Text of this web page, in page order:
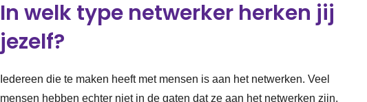
In welk type netwerker herken jij
jezelf?
Iedereen die te maken heeft met mensen is aan het netwerken. Veel
mensen hebben echter niet in de gaten dat ze aan het netwerken zijn.